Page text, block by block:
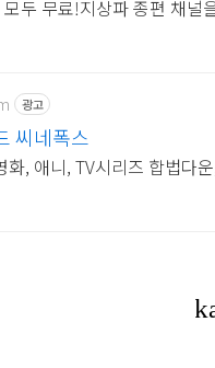
두 무료!지상파 종편 채널
광고
씨네폭스
, 애니, TV시리즈 합법다